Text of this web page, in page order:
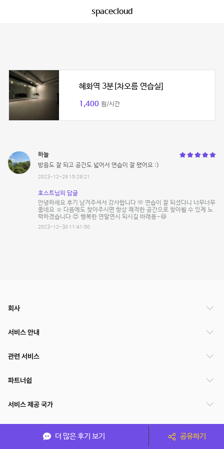
spacecloud
혜화역 3분[차오름 연습실]
1,400 원/시간
하늘
방음도 잘 되고 공간도 넓어서 연습이 잘 됐어요 :)
2023-12-29 15:29:21
호스트님의 답글
안녕하세요 후기 남겨주셔서 감사합니다 🫶 연습이 잘 되셨다니 너무너무
좋네요 ☺️ 다음에도 찾아주시면 항상 쾌적한 공간으로 찾아뵐 수 있게 노
력하겠습니다 😍 행복한 연말연시 되시길 바래용~😆
2023-12-30 11:41:50
더 많은 후기 보기 공유하기
회사
서비스 안내
관련 서비스
파트너쉽
서비스 제공 국가
(주)NSPACE 사업자정보